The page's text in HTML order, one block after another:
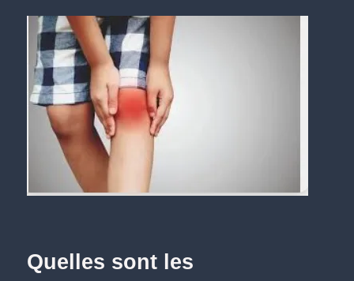
Quelles sont les